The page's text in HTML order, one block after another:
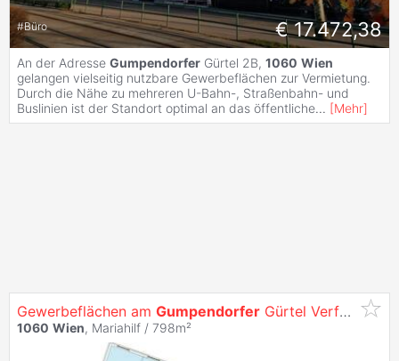
#Büro € 17.472,38
An der Adresse Gumpendorfer Gürtel 2B, 1060 Wien
gelangen vielseitig nutzbare Gewerbeflächen zur Vermietung.
Durch die Nähe zu mehreren U-Bahn-, Straßenbahn- und
Buslinien ist der Standort optimal an das öffentliche... [Mehr]
Gewerbeflächen am Gumpendorfer Gürtel Verfügbar!
1060 Wien, Mariahilf / 798m²